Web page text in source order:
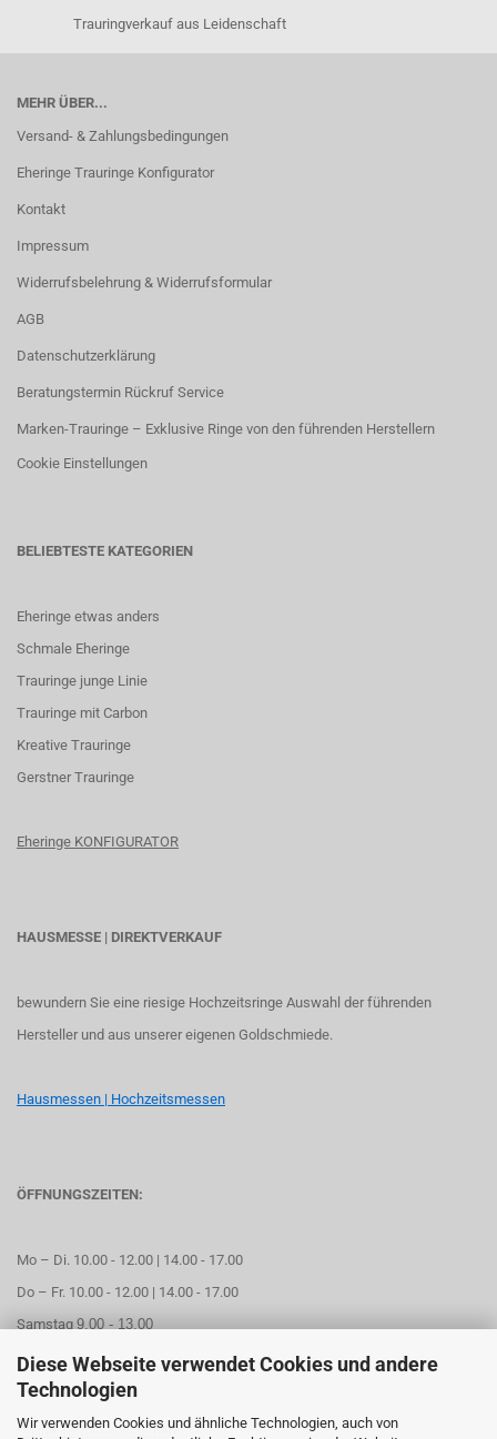
Diese Webseite verwendet Cookies und andere
Technologien
Wir verwenden Cookies und ähnliche Technologien, auch von
Trauringverkauf aus Leidenschaft
MEHR ÜBER...
Versand- & Zahlungsbedingungen
Eheringe Trauringe Konfigurator
Kontakt
Impressum
Widerrufsbelehrung & Widerrufsformular
AGB
Datenschutzerklärung
Beratungstermin Rückruf Service
Marken-Trauringe – Exklusive Ringe von den führenden Herstellern
Cookie Einstellungen
BELIEBTESTE KATEGORIEN
Eheringe etwas anders
Schmale Eheringe
Trauringe junge Linie
Trauringe mit Carbon
Kreative Trauringe
Gerstner Trauringe
Eheringe KONFIGURATOR
HAUSMESSE | DIREKTVERKAUF
bewundern Sie eine riesige Hochzeitsringe Auswahl der führenden
Hersteller und aus unserer eigenen Goldschmiede.
Hausmessen | Hochzeitsmessen
ÖFFNUNGSZEITEN:
Mo – Di. 10.00 - 12.00 | 14.00 - 17.00
Do – Fr. 10.00 - 12.00 | 14.00 - 17.00
Samstag 9.00 - 13.00
Mittwoch geschlossen
Online Termin aussuchen